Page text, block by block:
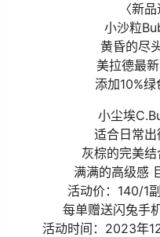
〈新
小沙粒
黄昏的尽
美拉德最
添加10%
小尘埃
适合日常
灰棕的完美结
满满的高级感
活动价：140/1
每单赠送闪兔手
活动时间：2023年